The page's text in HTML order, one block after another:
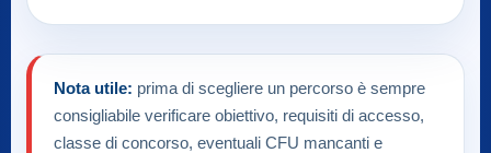
Nota utile: prima di scegliere un percorso è sempre
consigliabile verificare obiettivo, requisiti di accesso,
classe di concorso, eventuali CFU mancanti e